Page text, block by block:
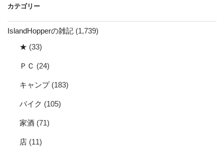
ブ
カテゴリー
IslandHopperの雑記 (1,739)
★ (33)
ＰＣ (24)
キャンプ(183)
バイク (105)
家酒 (71)
店 (11)